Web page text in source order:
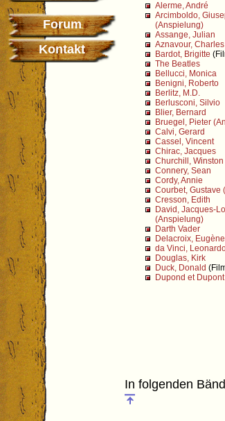
Forum
Kontakt
Alerme, André
Arcimboldo,
(Anspielung)
Assange, Julian
Aznavour, Charles
Bardot, Brigitte
The Beatles
Bellucci, Monica
Benigni, Roberto
Berlitz, M.D.
Berlusconi, Silvio
Blier, Bernard
Bruegel, Pieter
Calvi, Gerard
Cassel, Vincent
Chirac, Jacques
Churchill,
Connery, Sean
Cordy, Annie
Courbet, Gustave
Cresson, Edith
David, Jacques-
(Anspielung)
Darth Vader
Delacroix,
da Vinci,
Douglas, Kirk
Duck, Donald
Dupond et Dupont
In folgenden